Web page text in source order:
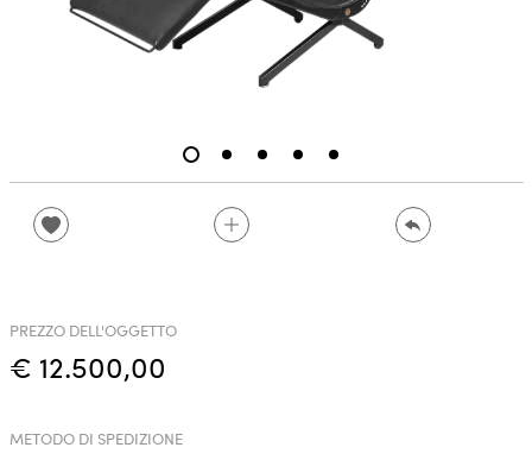
PREZZO DELL'OGGETTO
€ 12.500,00
METODO DI SPEDIZIONE